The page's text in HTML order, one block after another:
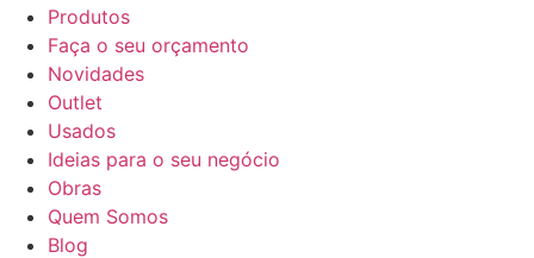
Produtos
Faça o seu orçamento
Novidades
Outlet
Usados
Ideias para o seu negócio
Obras
Quem Somos
Blog